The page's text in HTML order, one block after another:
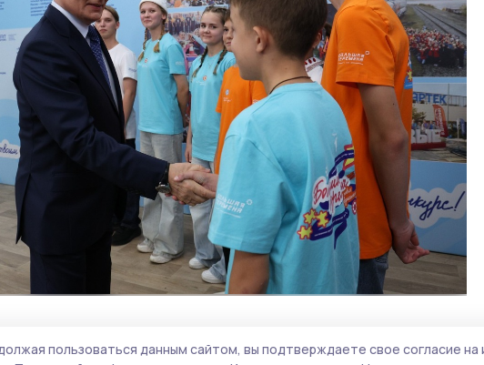
конкурсантов станет «Путешествие мечты». На
пользоваться данным сайтом, вы подтверждаете свое согласие на